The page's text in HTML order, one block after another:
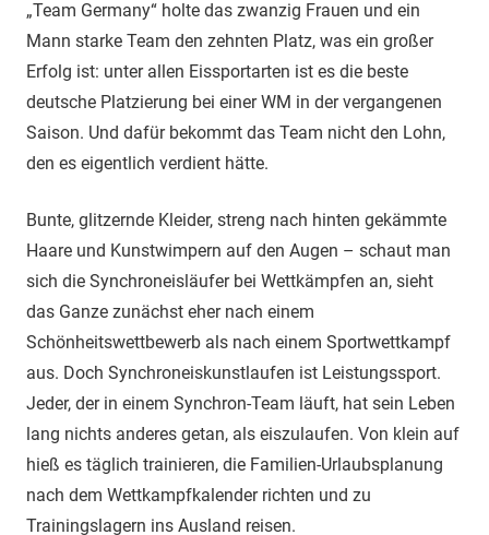
„Team Germany“ holte das zwanzig Frauen und ein
Mann starke Team den zehnten Platz, was ein großer
Erfolg ist: unter allen Eissportarten ist es die beste
deutsche Platzierung bei einer WM in der vergangenen
Saison. Und dafür bekommt das Team nicht den Lohn,
den es eigentlich verdient hätte.
Bunte, glitzernde Kleider, streng nach hinten gekämmte
Haare und Kunstwimpern auf den Augen – schaut man
sich die Synchroneisläufer bei Wettkämpfen an, sieht
das Ganze zunächst eher nach einem
Schönheitswettbewerb als nach einem Sportwettkampf
aus. Doch Synchroneiskunstlaufen ist Leistungssport.
Jeder, der in einem Synchron-Team läuft, hat sein Leben
lang nichts anderes getan, als eiszulaufen. Von klein auf
hieß es täglich trainieren, die Familien-Urlaubsplanung
nach dem Wettkampfkalender richten und zu
Trainingslagern ins Ausland reisen.